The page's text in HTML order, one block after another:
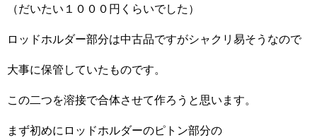
（だいたい１０００円くらいでした）
ロッドホルダー部分は中古品ですがシャクリ易そうなので
大事に保管していたものです。
この二つを溶接で合体させて作ろうと思います。
まず初めにロッドホルダーのピトン部分の